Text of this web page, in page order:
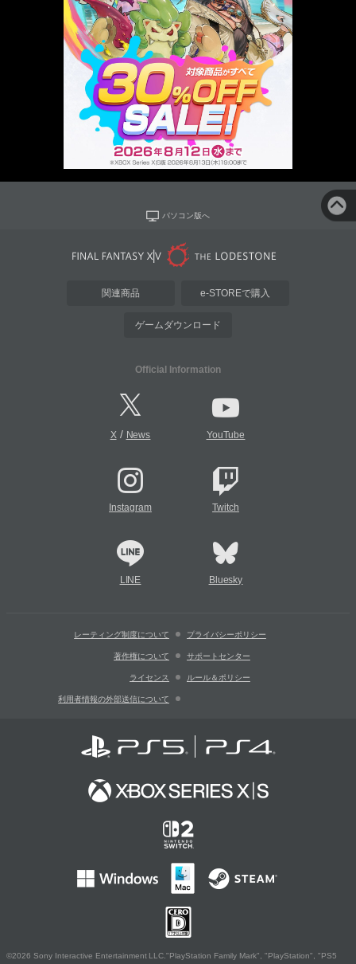
パソコン版へ
関連商品 e-STOREで購入
ゲームダウンロード
Official Information
X/ News YouTube
Instagram Twitch
LINE Bluesky
レーティング制度について プライバシーポリシー
著作権について サポートセンター
ライセンス ルール＆ポリシー
利用者情報の外部送信について
©2026 Sony Interactive Entertainment LLC."PlayStation Family Mark", "PlayStation", "PS5